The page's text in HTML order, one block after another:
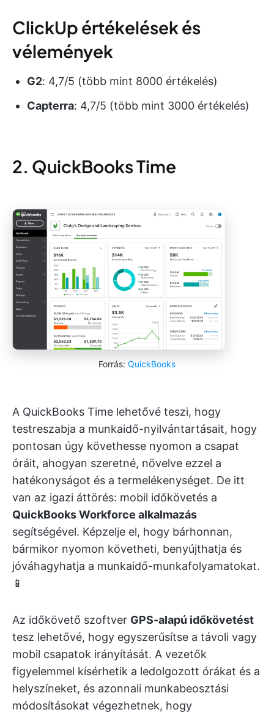
ClickUp értékelések és
vélemények
G2: 4,7/5 (több mint 8000 értékelés)
Capterra: 4,7/5 (több mint 3000 értékelés)
2. QuickBooks Time
Forrás: QuickBooks
A QuickBooks Time lehetővé teszi, hogy
testreszabja a munkaidő-nyilvántartásait, hogy
pontosan úgy követhesse nyomon a csapat
óráit, ahogyan szeretné, növelve ezzel a
hatékonyságot és a termelékenységet. De itt
van az igazi áttörés: mobil időkövetés a
QuickBooks Workforce alkalmazás
segítségével. Képzelje el, hogy bárhonnan,
bármikor nyomon követheti, benyújthatja és
jóváhagyhatja a munkaidő-munkafolyamatokat.
📱
Az időkövető szoftver GPS-alapú időkövetést
tesz lehetővé, hogy egyszerűsítse a távoli vagy
mobil csapatok irányítását. A vezetők
figyelemmel kísérhetik a ledolgozott órákat és a
helyszíneket, és azonnali munkabeosztási
módosításokat végezhetnek, hogy